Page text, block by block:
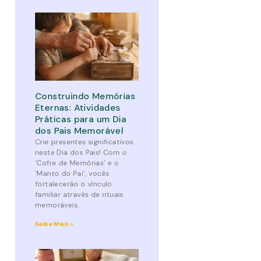
Construindo Memórias
Eternas: Atividades
Práticas para um Dia
dos Pais Memorável
Crie presentes significativos
neste Dia dos Pais! Com o
‘Cofre de Memórias’ e o
‘Manto do Pai’, vocês
fortalecerão o vínculo
familiar através de rituais
memoráveis.
Saiba Mais »